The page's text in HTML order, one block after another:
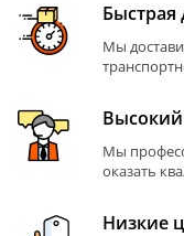
Быстрая
Мы
Мы
оказать
Низкие